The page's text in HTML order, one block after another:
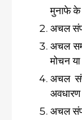
मुनाफे के
अचल
अचल
मोचन
अचल
अचल